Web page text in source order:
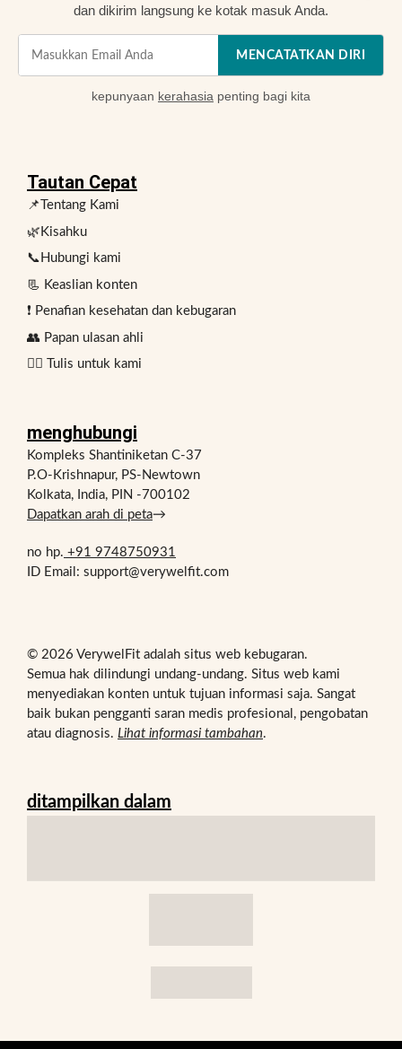
dan dikirim langsung ke kotak masuk Anda.
MENCATATKAN DIRI
kepunyaan kerahasia penting bagi kita
Tautan Cepat
📌Tentang Kami
🌿Kisahku
📞Hubungi kami
📃 Keaslian konten
❗ Penafian kesehatan dan kebugaran
👥 Papan ulasan ahli
✍🏻 Tulis untuk kami
menghubungi
Kompleks Shantiniketan C-37
P.O-Krishnapur, PS-Newtown
Kolkata, India, PIN -700102
Dapatkan arah di peta→
no hp. +91 9748750931
ID Email: support@verywelfit.com
© 2026 VerywelFit adalah situs web kebugaran.
Semua hak dilindungi undang-undang. Situs web kami
menyediakan konten untuk tujuan informasi saja. Sangat
baik bukan pengganti saran medis profesional, pengobatan
atau diagnosis. Lihat informasi tambahan.
ditampilkan dalam